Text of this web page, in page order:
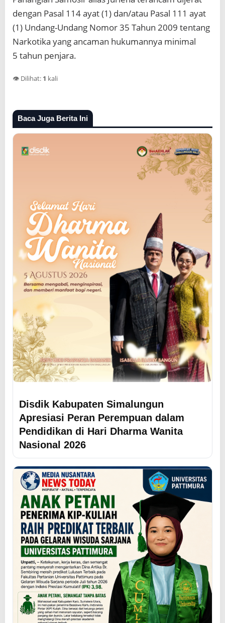
dengan Pasal 114 ayat (1) dan/atau Pasal 111 ayat
(1) Undang-Undang Nomor 35 Tahun 2009 tentang
Narkotika yang ancaman hukumannya minimal
5 tahun penjara.
👁️ Dilihat: 1 kali
Baca Juga Berita Ini
Disdik Kabupaten Simalungun
Apresiasi Peran Perempuan dalam
Pendidikan di Hari Dharma Wanita
Nasional 2026